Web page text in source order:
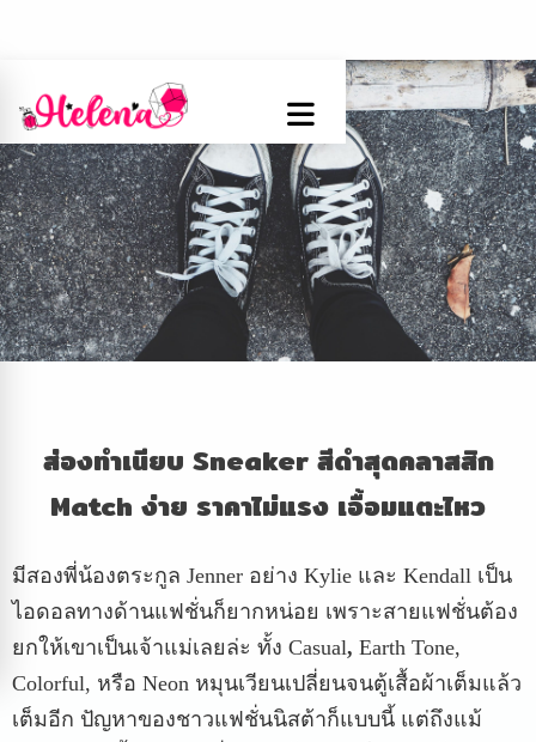
ส่องทำเนียบ Sneaker สีดำสุดคลาสสิก
Match ง่าย ราคาไม่แรง เอื้อมแตะไหว
มีสองพี่น้องตระกูล Jenner อย่าง Kylie และ Kendall เป็น
ไอดอลทางด้านแฟชั่นก็ยากหน่อย เพราะสายแฟชั่นต้อง
ยกให้เขาเป็นเจ้าแม่เลยล่ะ ทั้ง Casual, Earth Tone,
Colorful, หรือ Neon หมุนเวียนเปลี่ยนจนตู้เสื้อผ้าเต็มแล้ว
เต็มอีก ปัญหาของชาวแฟชั่นนิสต้าก็แบบนี้ แต่ถึงแม้